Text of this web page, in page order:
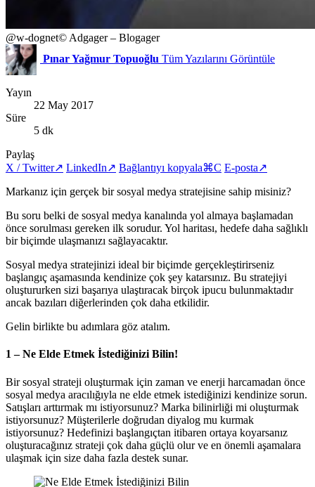
@w-dognet© Adgager – Blogager
Pınar Yağmur Topuoğlu Tüm Yazılarını Görüntüle
Yayın
22 May 2017
Süre
5 dk
Paylaş
X / Twitter↗ LinkedIn↗ Bağlantıyı kopyala⌘C E-posta↗
Markanız için gerçek bir sosyal medya stratejisine sahip misiniz?
Bu soru belki de sosyal medya kanalında yol almaya başlamadan
önce sorulması gereken ilk sorudur. Yol haritası, hedefe daha sağlıklı
bir biçimde ulaşmanızı sağlayacaktır.
Sosyal medya stratejinizi ideal bir biçimde gerçekleştirirseniz
başlangıç aşamasında kendinize çok şey katarsınız. Bu stratejiyi
oluştururken sizi başarıya ulaştıracak birçok ipucu bulunmaktadır
ancak bazıları diğerlerinden çok daha etkilidir.
Gelin birlikte bu adımlara göz atalım.
1 – Ne Elde Etmek İstediğinizi Bilin!
Bir sosyal strateji oluşturmak için zaman ve enerji harcamadan önce
sosyal medya aracılığıyla ne elde etmek istediğinizi kendinize sorun.
Satışları arttırmak mı istiyorsunuz? Marka bilinirliği mi oluşturmak
istiyorsunuz? Müşterilerle doğrudan diyalog mu kurmak
istiyorsunuz? Hedefinizi başlangıçtan itibaren ortaya koyarsanız
oluşturacağınız strateji çok daha güçlü olur ve en önemli aşamalara
ulaşmak için size daha fazla destek sunar.